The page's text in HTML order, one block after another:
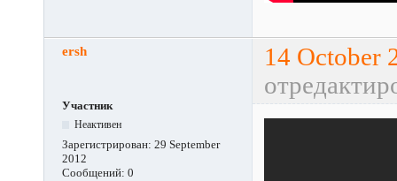
ersh
14 October
Участник
Неактивен
Зарегистрирован: 29 September
2012
Сообщений: 0